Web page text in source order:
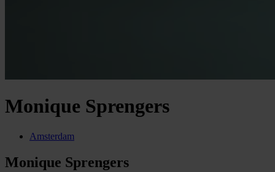
Monique Sprengers
Amsterdam
Monique Sprengers